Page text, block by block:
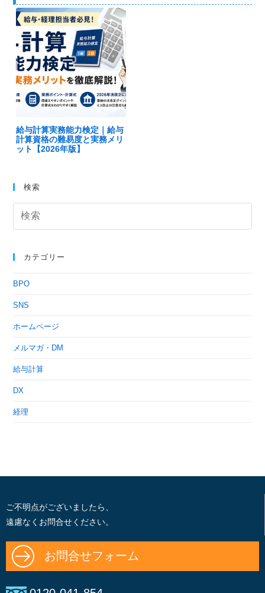
給与計算実務能力検定｜給与
計算資格の難易度と実務メリ
ット【2026年版】
検索
カテゴリー
BPO
SNS
ホームページ
メルマガ・DM
給与計算
DX
経理
ご不明点がございましたら、
遠慮なくお問合せください。
お問合せフォーム